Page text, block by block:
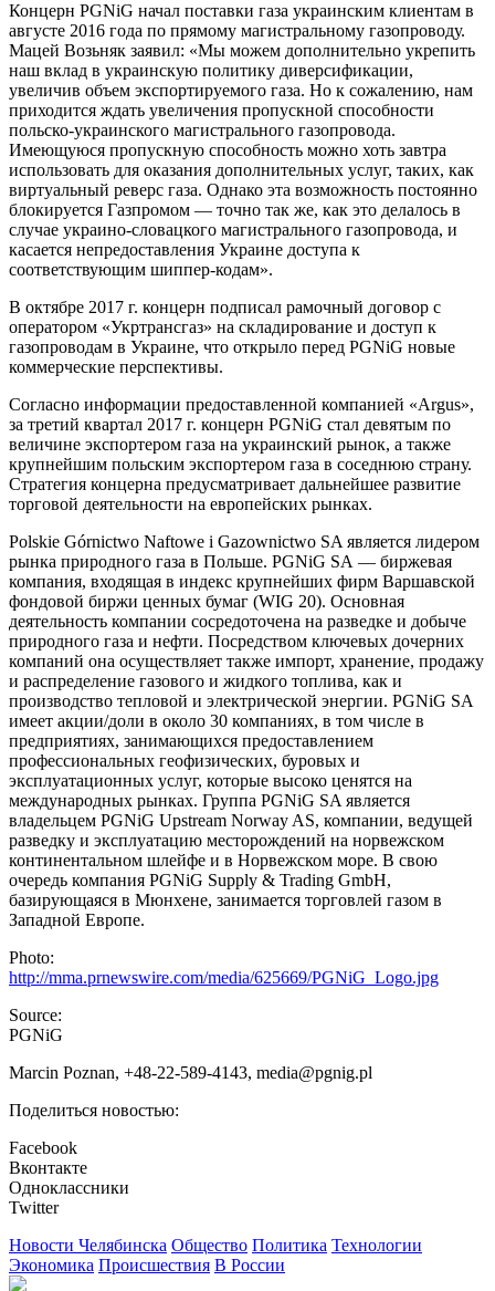
Концерн PGNiG начал поставки газа украинским клиентам в
августе 2016 года по прямому магистральному газопроводу.
Мацей Возьняк заявил: «Мы можем дополнительно укрепить
наш вклад в украинскую политику диверсификации,
увеличив объем экспортируемого газа. Но к сожалению, нам
приходится ждать увеличения пропускной способности
польско-украинского магистрального газопровода.
Имеющуюся пропускную способность можно хоть завтра
использовать для оказания дополнительных услуг, таких, как
виртуальный реверс газа. Однако эта возможность постоянно
блокируется Газпромом — точно так же, как это делалось в
случае украино-словацкого магистрального газопровода, и
касается непредоставления Украине доступа к
соответствующим шиппер-кодам».
В октябре 2017 г. концерн подписал рамочный договор с
оператором «Укртрансгаз» на складирование и доступ к
газопроводам в Украине, что открыло перед PGNiG новые
коммерческие перспективы.
Согласно информации предоставленной компанией «Argus»,
за третий квартал 2017 г. концерн PGNiG стал девятым по
величине экспортером газа на украинский рынок, а также
крупнейшим польским экспортером газа в соседнюю страну.
Стратегия концерна предусматривает дальнейшее развитие
торговой деятельности на европейских рынках.
Polskie Górnictwo Naftowe i Gazownictwo SA является лидером
рынка природного газа в Польше. PGNiG SА — биржевая
компания, входящая в индекс крупнейших фирм Варшавской
фондовой биржи ценных бумаг (WIG 20). Основная
деятельность компании сосредоточена на разведке и добыче
природного газа и нефти. Посредством ключевых дочерних
компаний она осуществляет также импорт, хранение, продажу
и распределение газового и жидкого топлива, как и
производство тепловой и электрической энергии. PGNiG SA
имеет акции/доли в около 30 компаниях, в том числе в
предприятиях, занимающихся предоставлением
профессиональных геофизических, буровых и
эксплуатационных услуг, которые высоко ценятся на
международных рынках. Группа PGNiG SA является
владельцем PGNiG Upstream Norway AS, компании, ведущей
разведку и эксплуатацию месторождений на норвежском
континентальном шлейфе и в Норвежском море. В свою
очередь компания PGNiG Supply & Trading GmbH,
базирующаяся в Мюнхене, занимается торговлей газом в
Западной Европе.
Photo:
http://mma.prnewswire.com/media/625669/PGNiG_Logo.jpg
Source:
PGNiG
Marcin Poznan, +48-22-589-4143, media@pgnig.pl
Поделиться новостью:
Facebook
Вконтакте
Одноклассники
Twitter
Новости Челябинска Общество Политика Технологии
Экономика Происшествия В России